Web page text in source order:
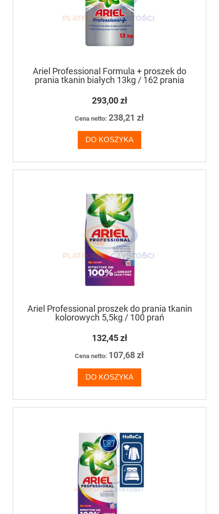
Ariel Professional Formula + proszek do
prania tkanin białych 13kg / 162 prania
293,00 zł
Cena netto: 238,21 zł
DO KOSZYKA
Ariel Professional proszek do prania tkanin
kolorowych 5,5kg / 100 prań
132,45 zł
Cena netto: 107,68 zł
DO KOSZYKA